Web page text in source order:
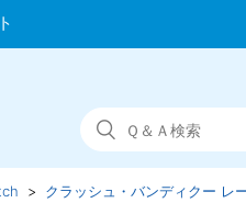
クラッシュ・バンディクー レ